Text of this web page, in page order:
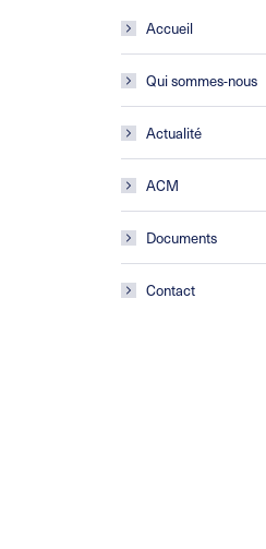
Accueil
Qui sommes-nous
Actualité
ACM
Documents
Contact